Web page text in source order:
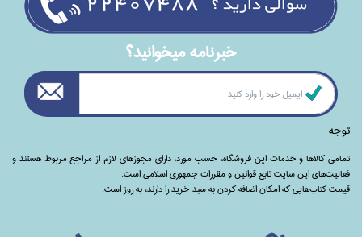
خبرنامه ميخوانيد؟
توجه
تمامی‌ کالاها و خدمات این فروشگاه، حسب مورد،‌ دارای مجوزهای لازم از مراجع مربوط هستند ‌و‌‌
فعالیت‌های این سایت تابع قوانین و مقررات جمهوری اسلامی است.
قیمت کتاب‌هایی که امکان اضافه کردن به سبد خرید را دارند،‌ به روز است.